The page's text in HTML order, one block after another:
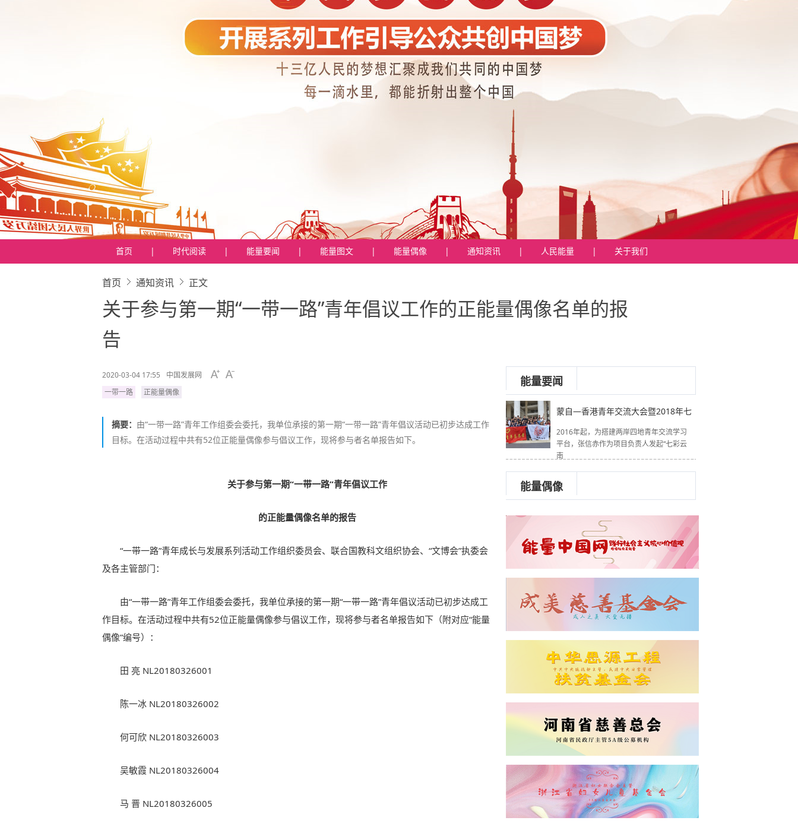
首页 | 时代阅读 | 能量要闻 | 能量图文 | 能量偶像 | 通知资讯 | 人民能量 | 关于我们
首页 通知资讯 正文
关于参与第一期“一带一路”青年倡议工作的正能量偶像名单的报
告
2020-03-04 17:55
中国发展网
一带一路
正能量偶像
摘要： 由“一带一路”青年工作组委会委托，我单位承接的第一期“一带一路”青年倡议活动已初步达成工作
目标。在活动过程中共有52位正能量偶像参与倡议工作，现将参与者名单报告如下。
关于参与第一期“一带一路”青年倡议工作
的正能量偶像名单的报告
“一带一路”青年成长与发展系列活动工作组织委员会、联合国教科文组织协会、“文博会”执委会
及各主管部门：
由“一带一路”青年工作组委会委托，我单位承接的第一期“一带一路”青年倡议活动已初步达成工
作目标。在活动过程中共有52位正能量偶像参与倡议工作，现将参与者名单报告如下（附对应“能量
偶像”编号）：
田 亮 NL20180326001
陈一冰 NL20180326002
何可欣 NL20180326003
吴敏霞 NL20180326004
马 晋 NL20180326005
能量要闻
蒙自—香港青年交流大会暨2018年七
2016年起，为搭建两岸四地青年交流学习
平台，张信赤作为项目负责人发起“七彩云
南
能量偶像